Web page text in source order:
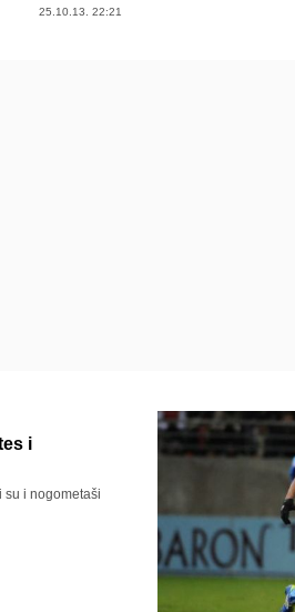
25.10.13. 22:21
i
su i nogometaši